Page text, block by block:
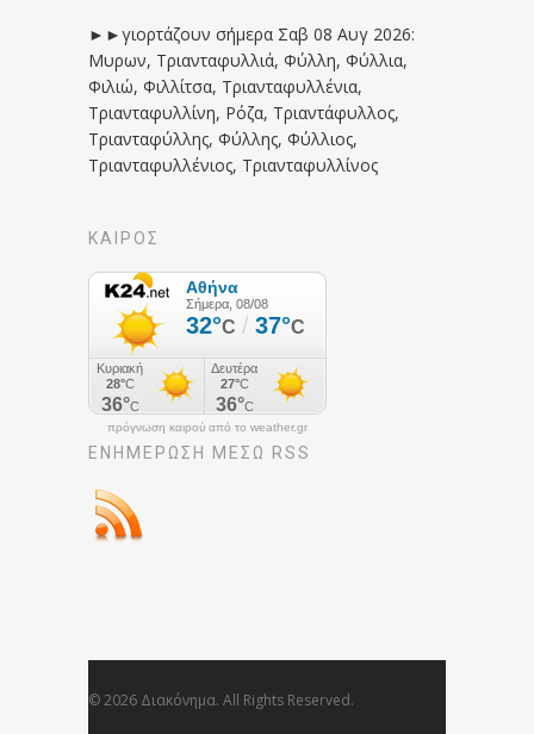
►►γιορτάζουν σήμερα Σαβ 08 Αυγ 2026:
Μυρων, Τριανταφυλλιά, Φύλλη, Φύλλια,
Φιλιώ, Φιλλίτσα, Τριανταφυλλένια,
Τριανταφυλλίνη, Ρόζα, Τριαντάφυλλος,
Τριανταφύλλης, Φύλλης, Φύλλιος,
Τριανταφυλλένιος, Τριανταφυλλίνος
ΚΑΙΡΟΣ
πρόγνωση καιρού από το weather.gr
ΕΝΗΜΈΡΩΣΉ ΜΕΣΩ RSS
© 2026 Διακόνημα. All Rights Reserved.